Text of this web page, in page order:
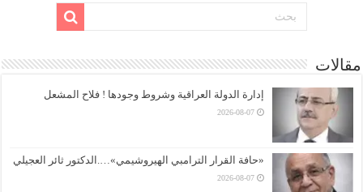
مقالات
إدارة الدولة العراقية وشروط وجودها ! فلاح المشعل
2026-08-07
«حافة القرار الترامبي الهيروشيمي»….الدكتور ثائر العجيلي
2026-08-07